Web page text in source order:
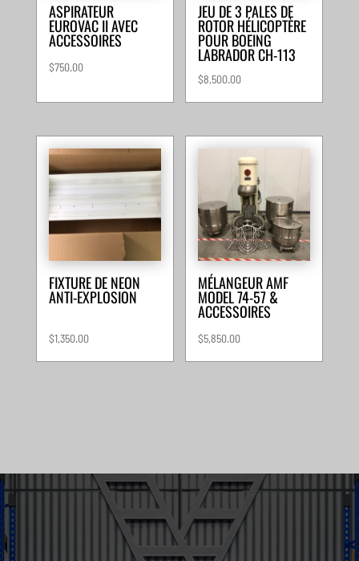
ASPIRATEUR
EUROVAC II AVEC
ACCESSOIRES
$750.00
JEU DE 3 PALES DE
ROTOR HÉLICOPTÈRE
POUR BOEING
LABRADOR CH-113
$8,500.00
FIXTURE DE NEON
ANTI-EXPLOSION
$1,350.00
MÉLANGEUR AMF
MODEL 74-57 &
ACCESSOIRES
$5,850.00